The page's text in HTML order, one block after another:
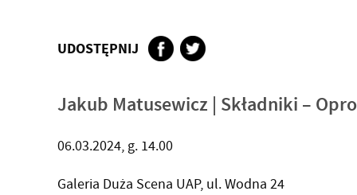
UDOSTĘPNIJ
Jakub Matusewicz | Składniki –
06.03.2024, g. 14.00
Galeria Duża Scena UAP, ul. Wodna 24